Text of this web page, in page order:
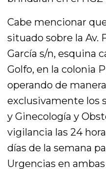
Cabe mencionar
situado sobre la Av.
García s/n, esquina
Golfo, en la colonia
operando de
exclusivamente los
y Ginecología y
vigilancia las 24
días de la semana
Urgencias en